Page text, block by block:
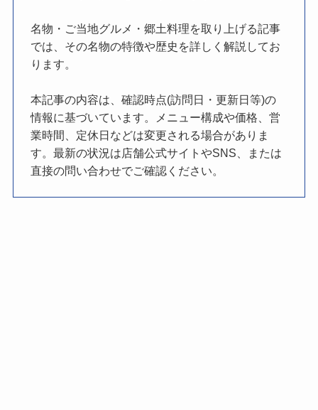
名物・ご当地グルメ・郷土料理を取り上げる記事
では、その名物の特徴や歴史を詳しく解説してお
ります。
本記事の内容は、確認時点(訪問日・更新日等)の
情報に基づいています。メニュー構成や価格、営
業時間、定休日などは変更される場合がありま
す。最新の状況は店舗公式サイトやSNS、または
直接の問い合わせでご確認ください。